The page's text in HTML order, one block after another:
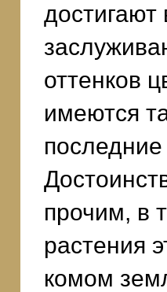
оттенков
имеются
прочим, в
растения
комом